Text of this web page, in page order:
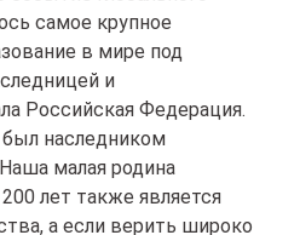
самое крупное
в мире под
и
Российская Федерация.
наследником
малая родина
лет также является
а если верить широко